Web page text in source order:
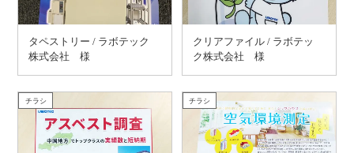
タペストリー / ラボテック
株式会社 様
クリアファイル / ラボテッ
ク株式会社 様
チラシ チラシ